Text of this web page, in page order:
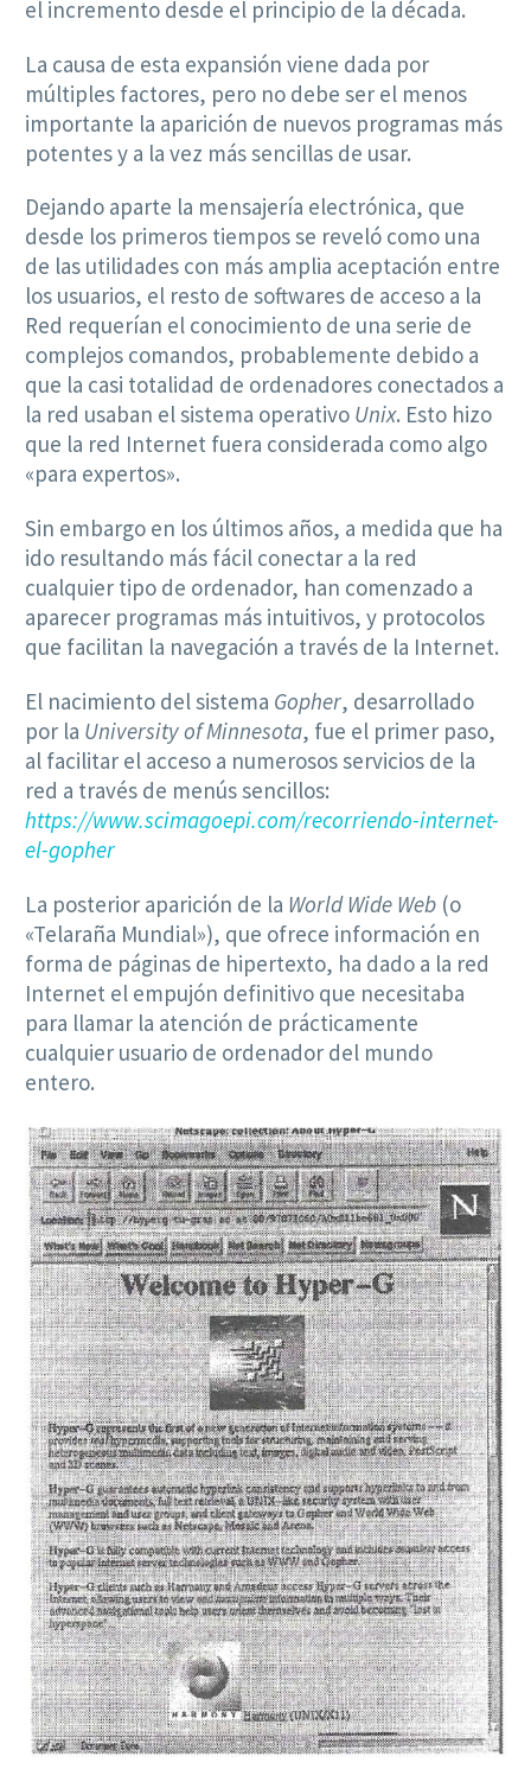
el incremento desde el principio de la década.
La causa de esta expansión viene dada por
múltiples factores, pero no debe ser el menos
importante la aparición de nuevos programas más
potentes y a la vez más sencillas de usar.
Dejando aparte la mensajería electrónica, que
desde los primeros tiempos se reveló como una
de las utilidades con más amplia aceptación entre
los usuarios, el resto de softwares de acceso a la
Red requerían el conocimiento de una serie de
complejos comandos, probablemente debido a
que la casi totalidad de ordenadores conectados a
la red usaban el sistema operativo Unix. Esto hizo
que la red Internet fuera considerada como algo
«para expertos».
Sin embargo en los últimos años, a medida que ha
ido resultando más fácil conectar a la red
cualquier tipo de ordenador, han comenzado a
aparecer programas más intuitivos, y protocolos
que facilitan la navegación a través de la Internet.
El nacimiento del sistema Gopher, desarrollado
por la University of Minnesota, fue el primer paso,
al facilitar el acceso a numerosos servicios de la
red a través de menús sencillos:
https://www.scimagoepi.com/recorriendo-internet-
el-gopher
La posterior aparición de la World Wide Web (o
«Telaraña Mundial»), que ofrece información en
forma de páginas de hipertexto, ha dado a la red
Internet el empujón definitivo que necesitaba
para llamar la atención de prácticamente
cualquier usuario de ordenador del mundo
entero.